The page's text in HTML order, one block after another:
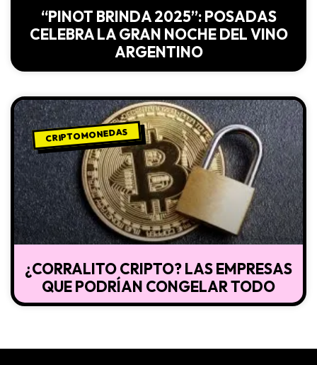
“PINOT BRINDA 2025”: POSADAS
CELEBRA LA GRAN NOCHE DEL VINO
ARGENTINO
CRIPTOMONEDAS
¿CORRALITO CRIPTO? LAS EMPRESAS
QUE PODRÍAN CONGELAR TODO